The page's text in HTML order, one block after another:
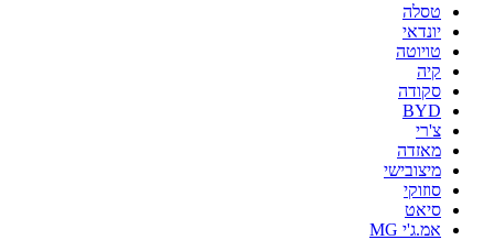
טסלה
יונדאי
טויוטה
קיה
סקודה
BYD
צ'רי
מאזדה
מיצובישי
סוזוקי
סיאט
אמ.ג'י MG